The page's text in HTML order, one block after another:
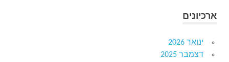
ארכיונים
ינואר 2026
דצמבר 2025